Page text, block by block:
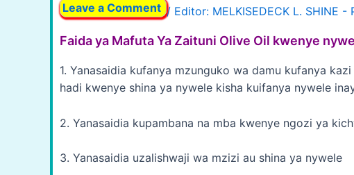
Leave a Comment /
Faida ya Mafuta Ya Zaituni Olive Oil kwenye
1. Yanasaidia kufanya mzunguko wa damu kufanya
hadi kwenye shina ya nywele kisha kuifanya nywele
2. Yanasaidia kupambana na mba kwenye ngozi ya
3. Yanasaidia uzalishwaji wa mzizi au shina ya nywele